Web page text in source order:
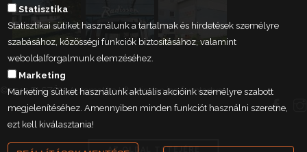
©2019 ELSZÖV-Automatika Kft. Minden jog fenntartva.
AZ OLDAL TETEJÉRE
Statisztika
Statisztikai sütiket használunk a tartalmak és hirdetések személyre
szabásához, közösségi funkciók biztosításához, valamint
weboldalforgalmunk elemzéséhez.
Marketing
Marketing sütiket használunk aktuális akcióink személyre szabott
megjelenítéséhez. Amennyiben minden funkciót használni szeretne,
ezt kell kiválasztania!